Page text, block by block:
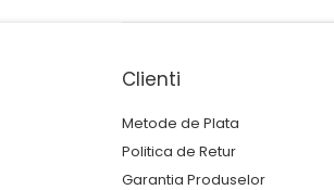
Clienti
Metode de Plata
Politica de Retur
Garantia Produselor